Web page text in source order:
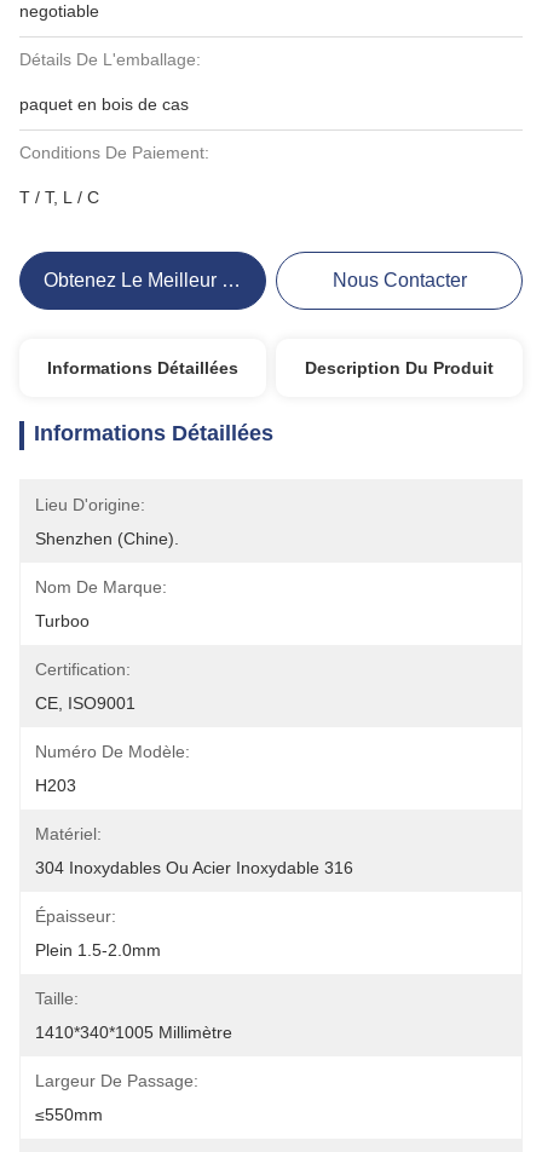
negotiable
Détails De L'emballage:
paquet en bois de cas
Conditions De Paiement:
T / T, L / C
Obtenez Le Meilleur Prix Nous Contacter
Informations Détaillées Description Du Produit
Informations Détaillées
Lieu D'origine:
Shenzhen (Chine).
Nom De Marque:
Turboo
Certification:
CE, ISO9001
Numéro De Modèle:
H203
Matériel:
304 Inoxydables Ou Acier Inoxydable 316
Épaisseur:
Plein 1.5-2.0mm
Taille:
1410*340*1005 Millimètre
Largeur De Passage:
≤550mm